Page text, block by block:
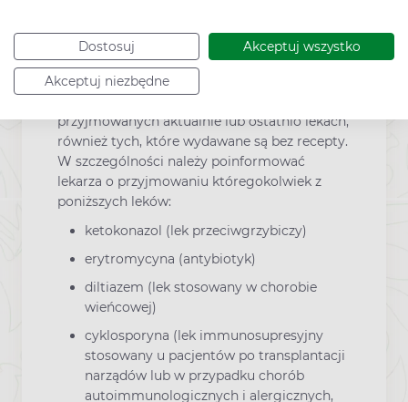
Dostosuj Akceptuj wszystko
Akceptuj niezbędne
Lek Clatra a inne leki
Stosowanie innych leków: Należy powiedzieć
przyjmowanych aktualnie lub ostatnio lekach,
również tych, które wydawane są bez recepty.
W szczególności należy poinformować
lekarza o przyjmowaniu któregokolwiek z
poniższych leków:
ketokonazol (lek przeciwgrzybiczy)
erytromycyna (antybiotyk)
diltiazem (lek stosowany w chorobie
wieńcowej)
cyklosporyna (lek immunosupresyjny
stosowany u pacjentów po transplantacji
narządów lub w przypadku chorób
autoimmunologicznych i alergicznych,